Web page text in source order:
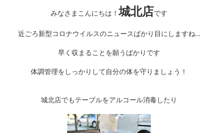
みなさまこんにちは！城北店です
近ごろ新型コロナウイルスのニュースばかり目にしますね…
早く収まることを願うばかりです
体調管理をしっかりして自分の体を守りましょう！
城北店でもテーブルをアルコール消毒したり